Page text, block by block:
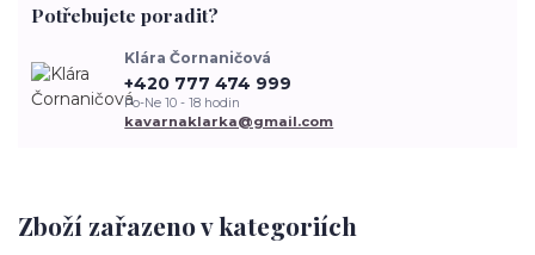
Zboží zařazeno v kategoriích
Potřebujete poradit?
Klára Čornaničová
+420 777 474 999
Po-Ne 10 - 18 hodin
kavarnaklarka@gmail.com